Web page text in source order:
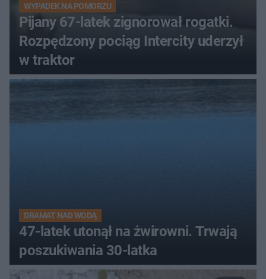
WYPADEK NA POMORZU
Pijany 67-latek zignorował rogatki.
Rozpędzony pociąg Intercity uderzył
w traktor
DRAMAT NAD WODĄ
47-latek utonął na żwirowni. Trwają
poszukiwania 30-latka